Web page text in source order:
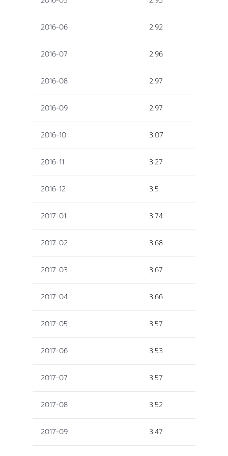
2016-06 2.92
2016-07 2.96
2016-08 2.97
2016-09 2.97
2016-10 3.07
2016-11 3.27
2016-12 3.5
2017-01 3.74
2017-02 3.68
2017-03 3.67
2017-04 3.66
2017-05 3.57
2017-06 3.53
2017-07 3.57
2017-08 3.52
2017-09 3.47